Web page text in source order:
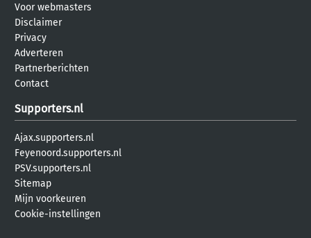
Voor webmasters
Disclaimer
Privacy
Adverteren
Partnerberichten
Contact
Supporters.nl
Ajax.supporters.nl
Feyenoord.supporters.nl
PSV.supporters.nl
Sitemap
Mijn voorkeuren
Cookie-instellingen